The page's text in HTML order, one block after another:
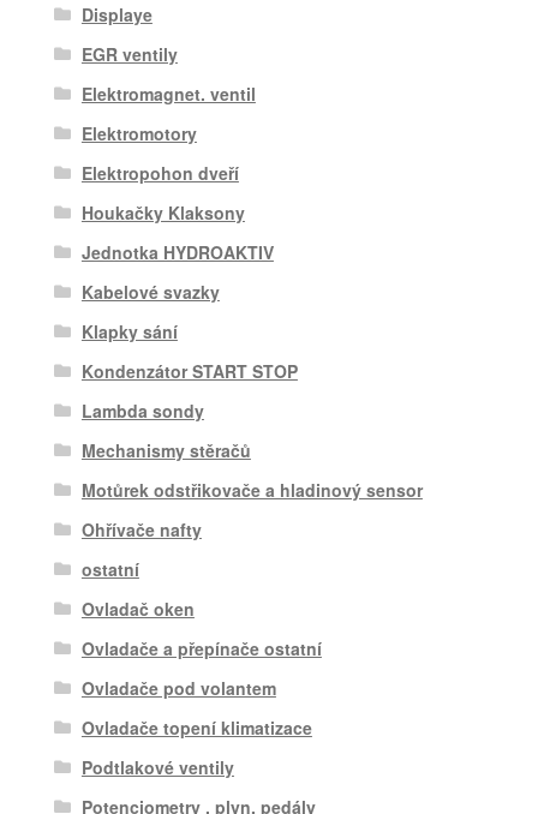
Displaye
EGR ventily
Elektromagnet. ventil
Elektromotory
Elektropohon dveří
Houkačky Klaksony
Jednotka HYDROAKTIV
Kabelové svazky
Klapky sání
Kondenzátor START STOP
Lambda sondy
Mechanismy stěračů
Motůrek odstřikovače a hladinový sensor
Ohřívače nafty
ostatní
Ovladač oken
Ovladače a přepínače ostatní
Ovladače pod volantem
Ovladače topení klimatizace
Podtlakové ventily
Potenciometry , plyn. pedály